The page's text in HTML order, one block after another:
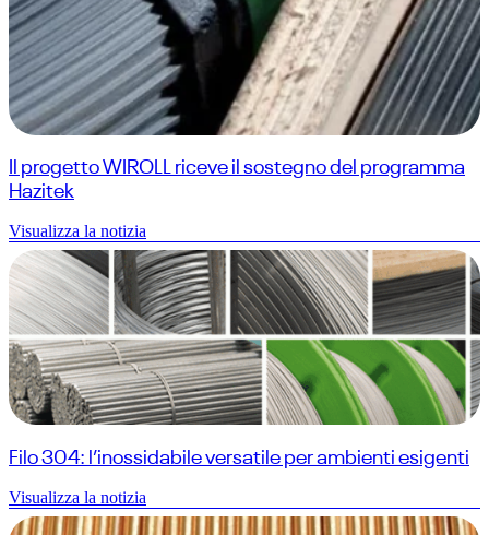
Il progetto WIROLL riceve il sostegno del programma
Hazitek
Visualizza la notizia
Filo 304: l’inossidabile versatile per ambienti esigenti
Visualizza la notizia